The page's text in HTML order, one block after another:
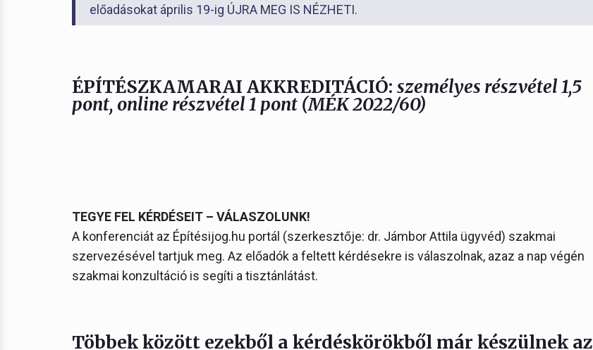
előadásokat április 19-ig ÚJRA MEG IS NÉZHETI.
ÉPÍTÉSZKAMARAI AKKREDITÁCIÓ: személyes részvétel1,5
pont, online részvétel1 pont (MÉK 2022/60)
TEGYE FEL KÉRDÉSEIT – VÁLASZOLUNK!
A konferenciát az Építésijog.hu portál (szerkesztője: dr. Jámbor Attila ügyvéd) szakmai
szervezésével tartjuk meg. Az előadók a feltett kérdésekre is válaszolnak, azaz a nap végén
szakmai konzultáció is segíti a tisztánlátást.
Többek között ezekből a kérdéskörökből már készülnek az